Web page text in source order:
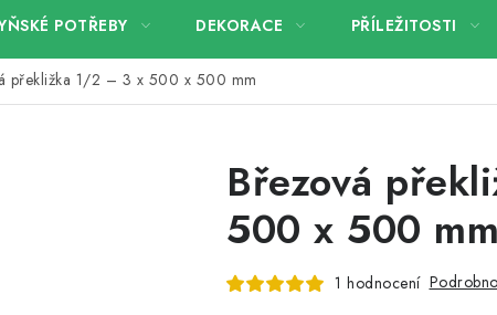
POTŘEBY DEKORACE PŘÍLEŽITOSTI
překližka 1/2 – 3 x 500 x 500 mm
Březová
500 x 500 mm
1 hodnocení